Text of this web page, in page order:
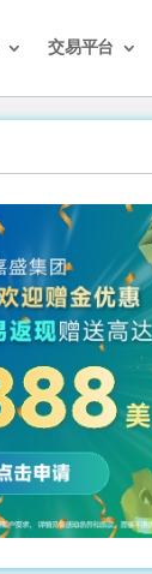
交易平台